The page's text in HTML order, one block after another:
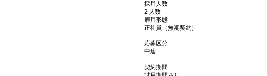
採用人数
2 人数
雇用形態
正社員（無期契約）
応募区分
中途
契約期間